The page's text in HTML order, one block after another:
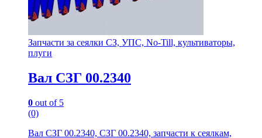
Запчасти за сеялки СЗ, УПС, No-Till, культиваторы,
плуги
Вал СЗГ 00.2340
0 out of 5
(0)
Вал СЗГ 00.2340, СЗГ 00.2340, запчасти к сеялкам,